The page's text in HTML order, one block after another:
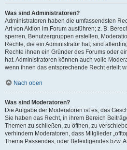
Was sind Administratoren?
Administratoren haben die umfassendsten
Art von Aktion im Forum ausführen; z. B.
sperren, Benutzergruppen erstellen,
Rechte, die ein Administrator hat, sind
Rechte ihnen ein Gründer des Forums oder
hat. Administratoren können auch volle
wenn ihnen das entsprechende Recht erteilt
Nach oben
Was sind Moderatoren?
Die Aufgabe der Moderatoren ist es, das
Sie haben das Recht, in ihrem Bereich
Themen zu schließen, zu öffnen, zu
verhindern Moderatoren, dass Mitglieder
Thema Passendes, oder Beleidigendes bzw.